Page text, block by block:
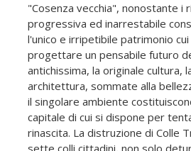
"Cosenza vecchia", nonostante i
progressiva ed inarrestabile
l'unico e irripetibile patrimonio
progettare un pensabile futuro
antichissima, la originale cultura,
architettura, sommate alla
il singolare ambiente
capitale di cui si dispone per
rinascita. La distruzione di Colle